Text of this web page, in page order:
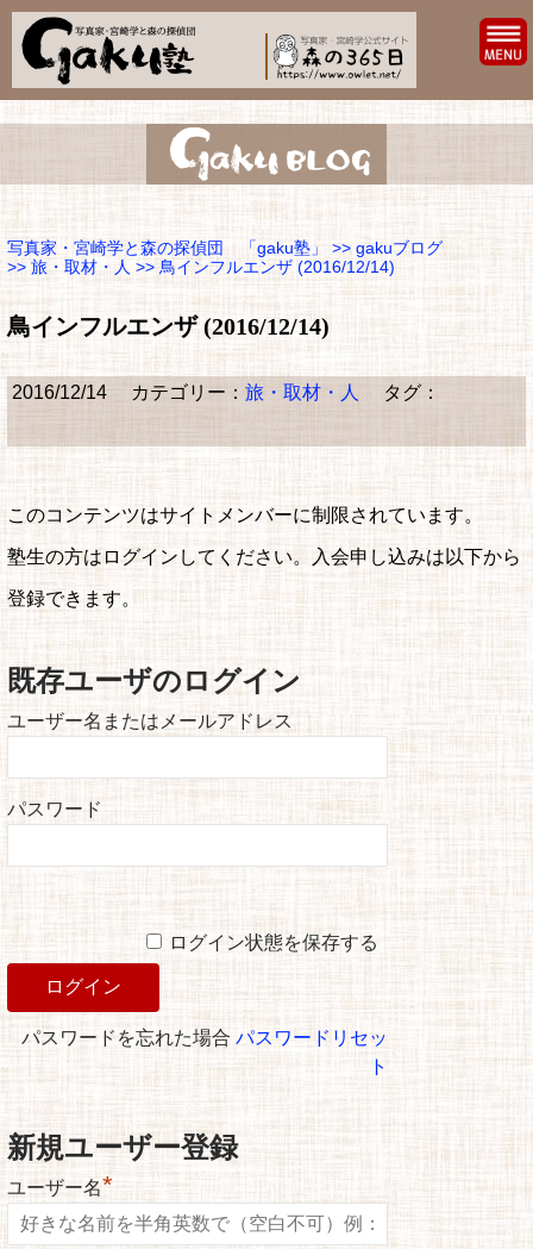
写真家・宮崎学と森の探偵団 「gaku塾」 >> gakuブログ
>> 旅・取材・人 >> 鳥インフルエンザ (2016/12/14)
鳥インフルエンザ (2016/12/14)
2016/12/14 カテゴリー： 旅・取材・人 タグ：
このコンテンツはサイトメンバーに制限されています。
塾生の方はログインしてください。入会申し込みは以下から
登録できます。
既存ユーザのログイン
ユーザー名またはメールアドレス
パスワード
ログイン状態を保存する
パスワードを忘れた場合パスワードリセッ
ト
新規ユーザー登録
ユーザー名*